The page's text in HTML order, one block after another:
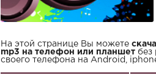
На этой странице Вы можете
mp3 на телефон или планшет без
своего телефона на Android,